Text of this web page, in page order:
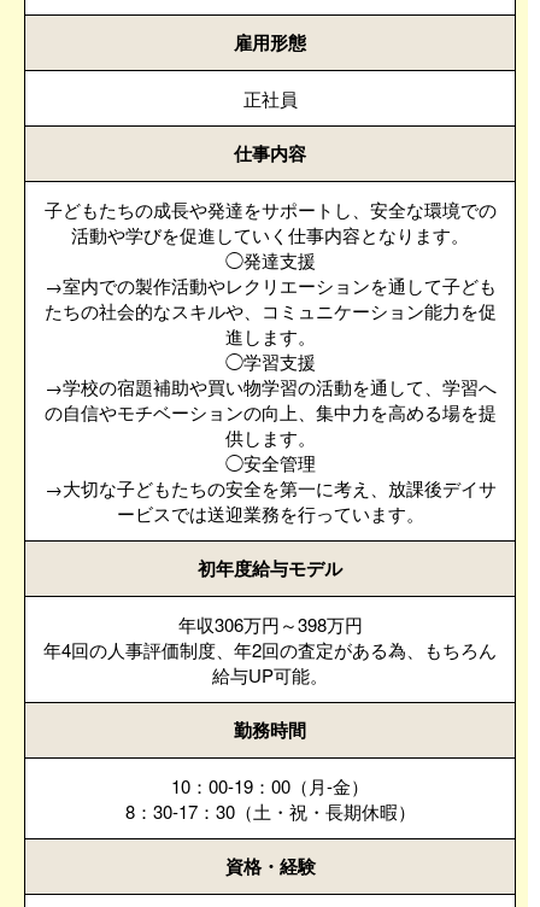
雇用形態
正社員
仕事内容
子どもたちの成長や発達をサポートし、安全な環境での
活動や学びを促進していく仕事内容となります。
◯発達支援
→室内での製作活動やレクリエーションを通して子ども
たちの社会的なスキルや、コミュニケーション能力を促
進します。
◯学習支援
→学校の宿題補助や買い物学習の活動を通して、学習へ
の自信やモチベーションの向上、集中力を高める場を提
供します。
◯安全管理
→大切な子どもたちの安全を第一に考え、放課後デイサ
ービスでは送迎業務を行っています。
初年度給与モデル
年収306万円～398万円
年4回の人事評価制度、年2回の査定がある為、もちろん
給与UP可能。
勤務時間
10：00-19：00（月-金）
8：30-17：30（土・祝・長期休暇）
資格・経験